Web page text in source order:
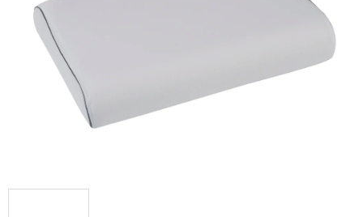
hviezdičiek.